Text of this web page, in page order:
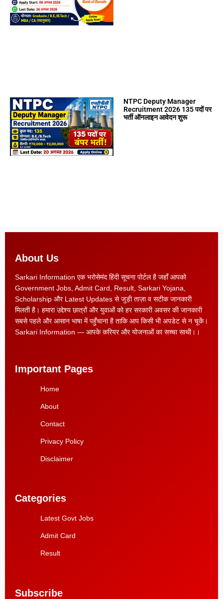
NTPC Deputy Manager
Recruitment 2026 135 पदों पर
भर्ती ऑनलाइन आवेदन शुरू
About Us
Sarkari Information एक भरोसेमंद हिंदी सूचना पोर्टल है जहाँ आपको
Government Jobs, Admit Card, Result, Sarkari Yojana,
Scholarship और Latest Updates से जुड़ी ताज़ा व सटीक जानकारी
मिलती है। हमारा उद्देश्य छात्रों और युवाओं को हर सरकारी अवसर की जानकारी
सबसे पहले और आसान भाषा में पहुँचाना है ताकि आप किसी भी अपडेट से न चूकें।
Sarkari Information — आपके करियर और योजनाओं का सच्चा साथी।।
Important Pages
Home
About
Contact
Privacy Policy
Disclaimer
Categories
Latest Govt Jobs
Admit Card
Result
Subscribe